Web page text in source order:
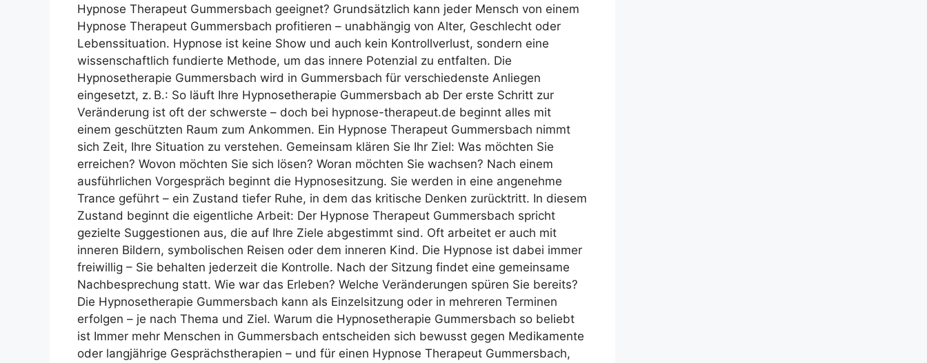
Hypnose Therapeut Gummersbach geeignet? Grundsätzlich kann jeder Mensch von einem
Hypnose Therapeut Gummersbach profitieren – unabhängig von Alter, Geschlecht oder
Lebenssituation. Hypnose ist keine Show und auch kein Kontrollverlust, sondern eine
wissenschaftlich fundierte Methode, um das innere Potenzial zu entfalten. Die
Hypnosetherapie Gummersbach wird in Gummersbach für verschiedenste Anliegen
eingesetzt, z. B.: So läuft Ihre Hypnosetherapie Gummersbach ab Der erste Schritt zur
Veränderung ist oft der schwerste – doch bei hypnose-therapeut.de beginnt alles mit
einem geschützten Raum zum Ankommen. Ein Hypnose Therapeut Gummersbach nimmt
sich Zeit, Ihre Situation zu verstehen. Gemeinsam klären Sie Ihr Ziel: Was möchten Sie
erreichen? Wovon möchten Sie sich lösen? Woran möchten Sie wachsen? Nach einem
ausführlichen Vorgespräch beginnt die Hypnosesitzung. Sie werden in eine angenehme
Trance geführt – ein Zustand tiefer Ruhe, in dem das kritische Denken zurücktritt. In diesem
Zustand beginnt die eigentliche Arbeit: Der Hypnose Therapeut Gummersbach spricht
gezielte Suggestionen aus, die auf Ihre Ziele abgestimmt sind. Oft arbeitet er auch mit
inneren Bildern, symbolischen Reisen oder dem inneren Kind. Die Hypnose ist dabei immer
freiwillig – Sie behalten jederzeit die Kontrolle. Nach der Sitzung findet eine gemeinsame
Nachbesprechung statt. Wie war das Erleben? Welche Veränderungen spüren Sie bereits?
Die Hypnosetherapie Gummersbach kann als Einzelsitzung oder in mehreren Terminen
erfolgen – je nach Thema und Ziel. Warum die Hypnosetherapie Gummersbach so beliebt
ist Immer mehr Menschen in Gummersbach entscheiden sich bewusst gegen Medikamente
oder langjährige Gesprächstherapien – und für einen Hypnose Therapeut Gummersbach,